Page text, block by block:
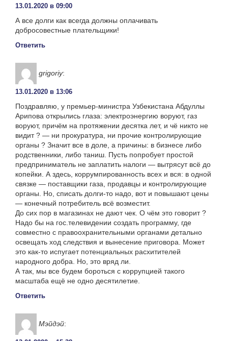
13.01.2020 в 09:00
А все долги как всегда должны оплачивать
добросовестные плательщики!
Ответить
grigoriy:
13.01.2020 в 13:06
Поздравляю, у премьер-министра Узбекистана Абдуллы
Арипова открылись глаза: электроэнергию воруют, газ
воруют, причём на протяжении десятка лет, и чё никто не
видит ? — ни прокуратура, ни прочие контролирующие
органы ? Значит все в доле, а причины: в бизнесе либо
родственники, либо таниш. Пусть попробует простой
предприниматель не заплатить налоги — вытрясут всё до
копейки. А здесь, коррумпированность всех и вся: в одной
связке — поставщики газа, продавцы и контролирующие
органы. Но, списать долги-то надо, вот и повышают цены
— конечный потребитель всё возместит.
До сих пор в магазинах не дают чек. О чём это говорит ?
Надо бы на гос.телевидении создать программу, где
совместно с правоохранительными органами детально
освещать ход следствия и вынесение приговора. Может
это как-то испугает потенциальных расхитителей
народного добра. Но, это вряд ли.
А так, мы все будем бороться с коррупцией такого
масштаба ещё не одно десятилетие.
Ответить
Мэйдэй: